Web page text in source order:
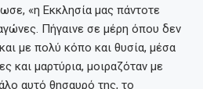
«η Εκκλησία μας πάντοτε
Πήγαινε σε μέρη όπου δεν
με πολύ κόπο και θυσία, μέσα
και μαρτύρια, μοιραζόταν με
αυτό θησαυρό της, το